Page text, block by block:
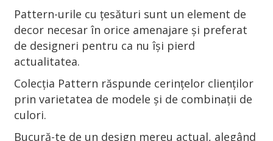
Pattern-urile cu țesături sunt un element de
decor necesar în orice amenajare și preferat
de designeri pentru ca nu își pierd
actualitatea.
Colecția Pattern răspunde cerințelor clienților
prin varietatea de modele și de combinații de
culori.
Bucură-te de un design mereu actual, alegând